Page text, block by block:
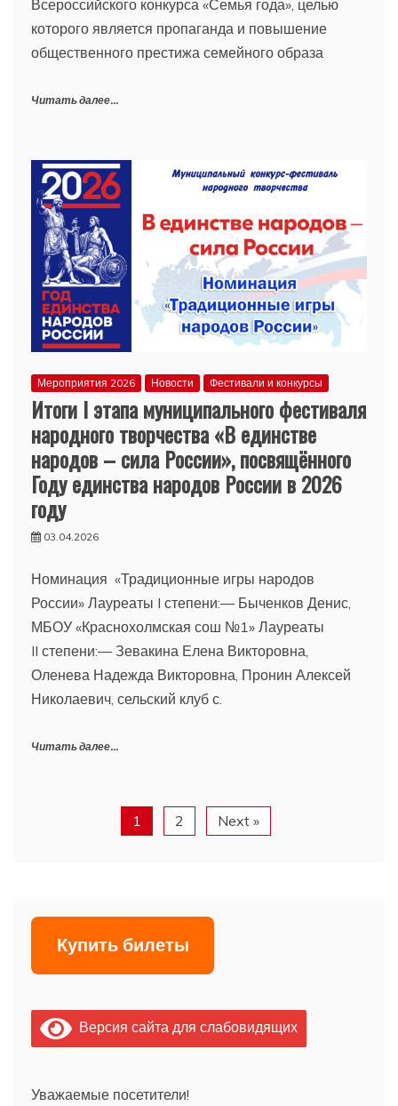
Всероссийского конкурса «Семья года», целью
которого является пропаганда и повышение
общественного престижа семейного образа
Читать далее...
Мероприятия 2026 Новости Фестивали и конкурсы
Итоги I этапа муниципального фестиваля
народного творчества «В единстве
народов – сила России», посвящённого
Году единства народов России в 2026
году
03.04.2026
Номинация «Традиционные игры народов
России» Лауреаты I степени:— Быченков Денис,
МБОУ «Краснохолмская сош №1» Лауреаты
II степени:— Зевакина Елена Викторовна,
Оленева Надежда Викторовна, Пронин Алексей
Николаевич, сельский клуб с.
Читать далее...
1 2 Next »
Купить билеты
Версия сайта для слабовидящих
Уважаемые посетители!